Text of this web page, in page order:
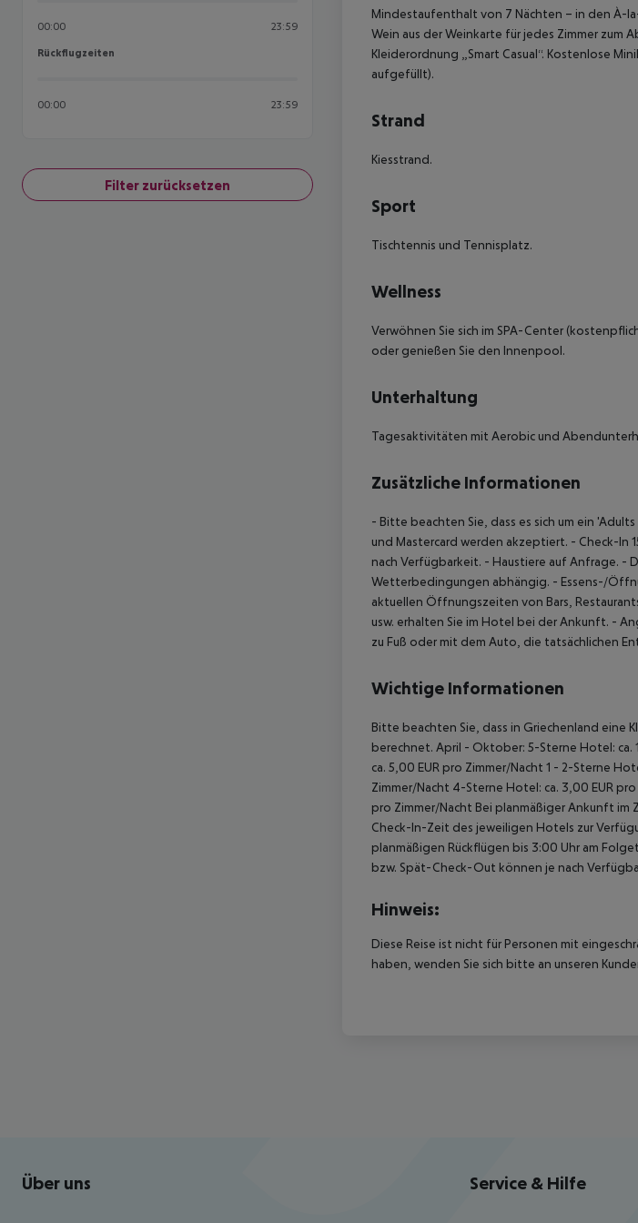
00:00 23:59
Rückflugzeiten
Rückflugzeiten
00:00 23:59
Filter zurücksetzen
Mindestaufenthalt von 7 Nächten – in den À-
Wein aus der Weinkarte für jedes Zimmer zum
Kleiderordnung „Smart Casual“. Kostenlose
aufgefüllt).
Strand
Kiesstrand.
Sport
Tischtennis und Tennisplatz.
Wellness
Verwöhnen Sie sich im SPA-Center
oder genießen Sie den Innenpool.
Unterhaltung
Tagesaktivitäten mit Aerobic und
Zusätzliche Informationen
- Bitte beachten Sie, dass es sich um ein
und Mastercard werden akzeptiert. - Check-In
nach Verfügbarkeit. - Haustiere auf Anfrage. -
Wetterbedingungen abhängig. - Essens-/
aktuellen Öffnungszeiten von Bars,
usw. erhalten Sie im Hotel bei der Ankunft. -
zu Fuß oder mit dem Auto, die tatsächlichen
Wichtige Informationen
Bitte beachten Sie, dass in Griechenland eine
berechnet. April - Oktober: 5-Sterne Hotel: ca.
ca. 5,00 EUR pro Zimmer/Nacht 1 - 2-Sterne
Zimmer/Nacht 4-Sterne Hotel: ca. 3,00 EUR
pro Zimmer/Nacht Bei planmäßiger Ankunft
Check-In-Zeit des jeweiligen Hotels zur
planmäßigen Rückflügen bis 3:00 Uhr am
bzw. Spät-Check-Out können je nach
Hinweis:
Diese Reise ist nicht für Personen mit
haben, wenden Sie sich bitte an unseren
Footer navigation
Über uns Service & Hilfe